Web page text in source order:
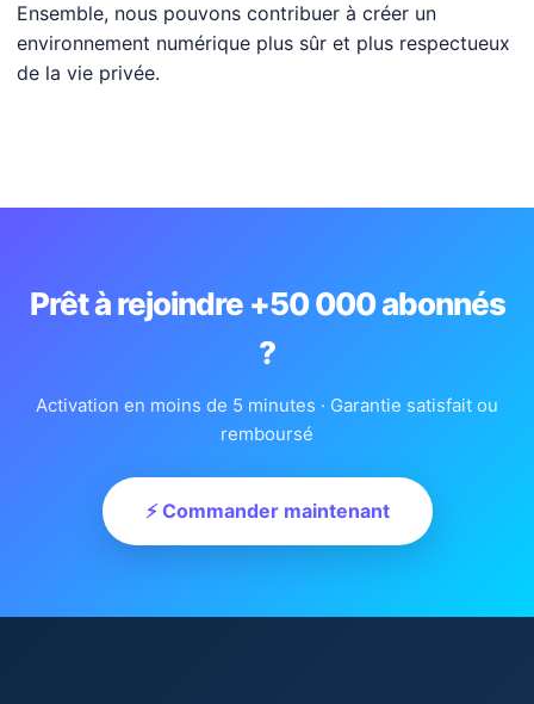
Ensemble, nous pouvons contribuer à créer un
environnement numérique plus sûr et plus respectueux
de la vie privée.
Prêt à rejoindre +50 000 abonnés
?
Activation en moins de 5 minutes · Garantie satisfait ou
remboursé
⚡ Commander maintenant